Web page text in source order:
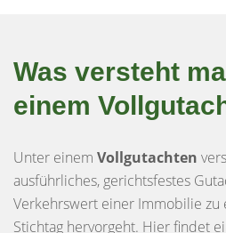
Was versteht
einem
Unter einem Vollgutachten
ausführliches, gerichtsfestes
Verkehrswert einer Immobilie
Stichtag hervorgeht. Hier findet